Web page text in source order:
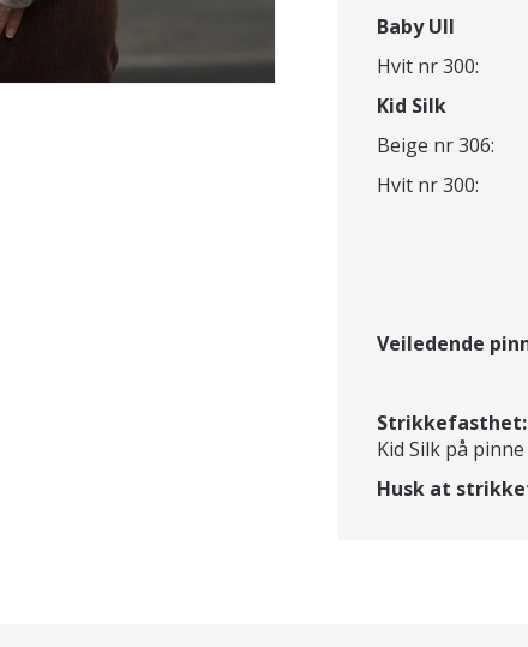
Baby Ull
Hvit nr
Kid Silk
Beige nr
Hvit nr
Veiledende
Strikkefasthet:
Kid Silk på
Husk at